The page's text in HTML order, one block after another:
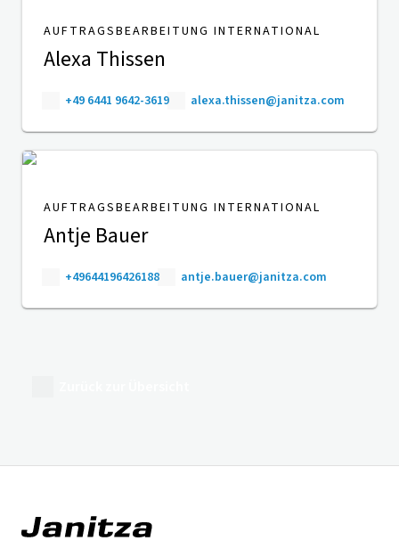
AUFTRAGSBEARBEITUNG INTERNATIONAL
Alexa Thissen
+49 6441 9642-3619 alexa.thissen@janitza.com
AUFTRAGSBEARBEITUNG INTERNATIONAL
Antje Bauer
+49644196426188 antje.bauer@janitza.com